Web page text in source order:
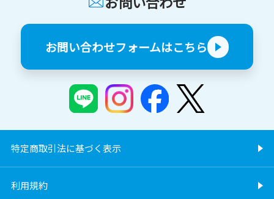
お問い合わせフォームはこちら
特定商取引法に基づく表示
利用規約